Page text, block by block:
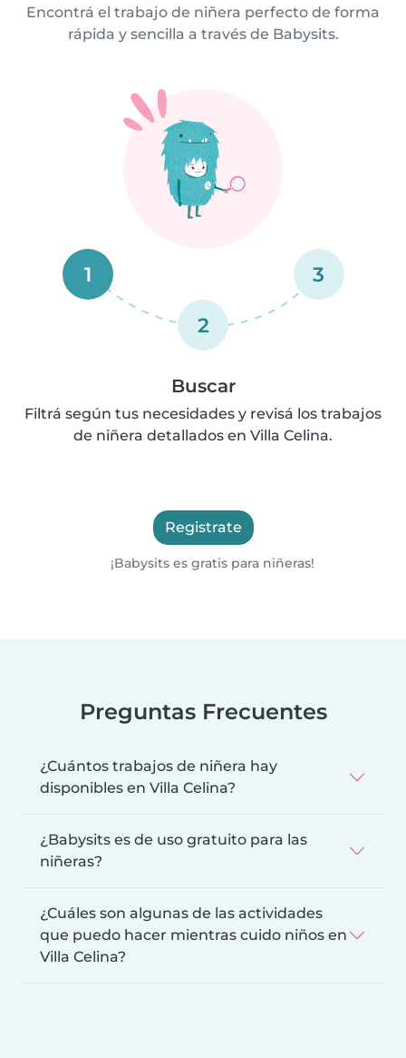
Encontrá el trabajo de niñera perfecto de forma
rápida y sencilla a través de Babysits.
1
2
3
Buscar
Filtrá según tus necesidades y revisá los trabajos
de niñera detallados en Villa Celina.
Registrate
¡Babysits es gratis para niñeras!
Preguntas Frecuentes
¿Cuántos trabajos de niñera hay
disponibles en Villa Celina?
¿Babysits es de uso gratuito para las
niñeras?
¿Cuáles son algunas de las actividades
que puedo hacer mientras cuido niños en
Villa Celina?